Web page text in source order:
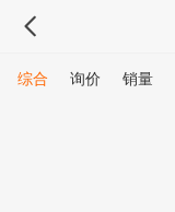
综合 询价 销量